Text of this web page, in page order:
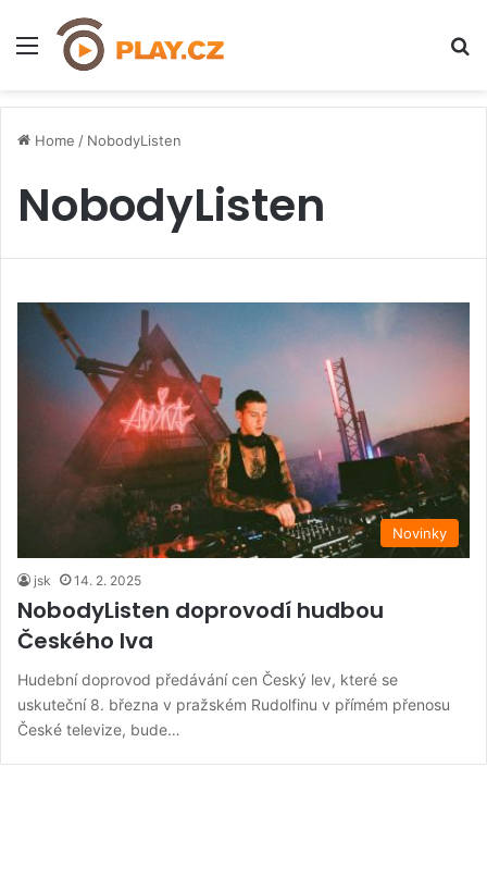
Menu
Home / NobodyListen
NobodyListen
Novinky
jsk 14. 2. 2025
NobodyListen doprovodí hudbou
Českého lva
Hudební doprovod předávání cen Český lev, které se
uskuteční 8. března v pražském Rudolfinu v přímém přenosu
České televize, bude…